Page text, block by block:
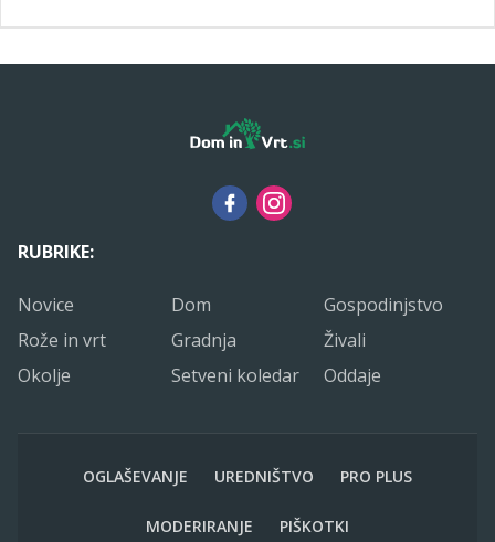
RUBRIKE:
Novice Dom
Gospodinjstvo
Rože in vrt
Gradnja
Živali
Okolje
Setveni koledar Oddaje
OGLAŠEVANJE UREDNIŠTVO PRO PLUS
MODERIRANJE PIŠKOTKI